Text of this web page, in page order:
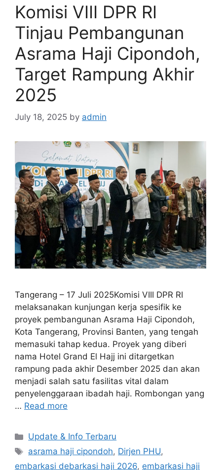
Komisi VIII DPR RI
Tinjau Pembangunan
Asrama Haji Cipondoh,
Target Rampung Akhir
2025
July 18, 2025 by admin
Tangerang – 17 Juli 2025Komisi VIII DPR RI
melaksanakan kunjungan kerja spesifik ke
proyek pembangunan Asrama Haji Cipondoh,
Kota Tangerang, Provinsi Banten, yang tengah
memasuki tahap kedua. Proyek yang diberi
nama Hotel Grand El Hajj ini ditargetkan
rampung pada akhir Desember 2025 dan akan
menjadi salah satu fasilitas vital dalam
penyelenggaraan ibadah haji. Rombongan yang
… Read more
Categories
Update & Info Terbaru
Tags
asrama haji cipondoh, Dirjen PHU,
embarkasi debarkasi haji 2026, embarkasi haji